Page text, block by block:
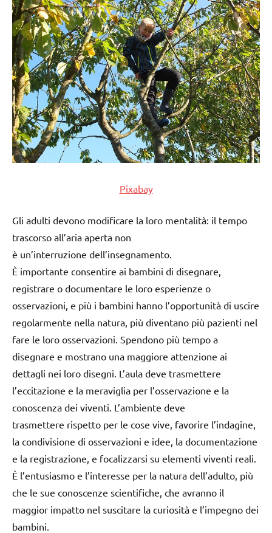
Pixabay
Gli adulti devono modificare la loro mentalità: il tempo
trascorso all’aria aperta non
è un’interruzione dell’insegnamento.
È importante consentire ai bambini di disegnare,
registrare o documentare le loro esperienze o
osservazioni, e più i bambini hanno l’opportunità di uscire
regolarmente nella natura, più diventano più pazienti nel
fare le loro osservazioni. Spendono più tempo a
disegnare e mostrano una maggiore attenzione ai
dettagli nei loro disegni. L’aula deve trasmettere
l’eccitazione e la meraviglia per l’osservazione e la
conoscenza dei viventi. L’ambiente deve
trasmettere rispetto per le cose vive, favorire l’indagine,
la condivisione di osservazioni e idee, la documentazione
e la registrazione, e focalizzarsi su elementi viventi reali.
È l’entusiasmo e l’interesse per la natura dell’adulto, più
che le sue conoscenze scientifiche, che avranno il
maggior impatto nel suscitare la curiosità e l’impegno dei
bambini.